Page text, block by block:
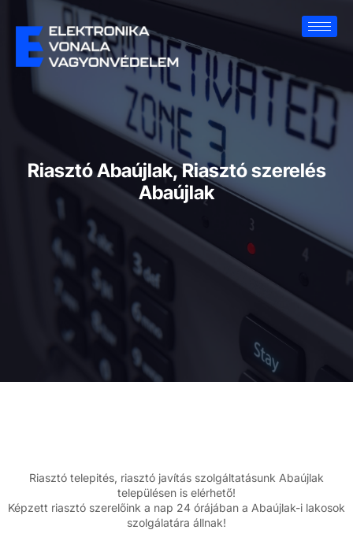
Riasztó Abaújlak, Riasztó szerelés
Abaújlak
Riasztó telepités, riasztó javítás szolgáltatásunk Abaújlak
településen is elérhető!
Képzett riasztó szerelőink a nap 24 órájában a Abaújlak-i lakosok
szolgálatára állnak!